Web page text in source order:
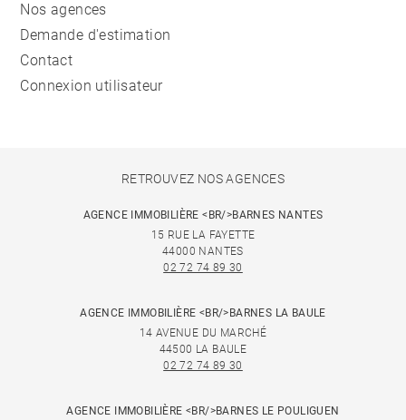
Nos agences
Demande d'estimation
Contact
Connexion utilisateur
RETROUVEZ NOS AGENCES
AGENCE IMMOBILIÈRE <BR/>BARNES NANTES
15 RUE LA FAYETTE
44000 NANTES
02 72 74 89 30
AGENCE IMMOBILIÈRE <BR/>BARNES LA BAULE
14 AVENUE DU MARCHÉ
44500 LA BAULE
02 72 74 89 30
AGENCE IMMOBILIÈRE <BR/>BARNES LE POULIGUEN